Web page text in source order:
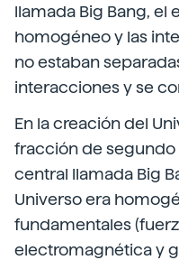
llamada Big Bang, el
homogéneo y las
no estaban
interacciones y se
En la creación del
fracción de segundo
central llamada Big
Universo era
fundamentales
electromagnética y